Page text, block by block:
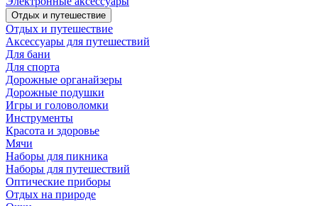
Отдых и путешествие
Отдых и путешествие
Аксессуары для путешествий
Для бани
Для спорта
Дорожные органайзеры
Дорожные подушки
Игры и головоломки
Инструменты
Красота и здоровье
Мячи
Наборы для пикника
Наборы для путешествий
Оптические приборы
Отдых на природе